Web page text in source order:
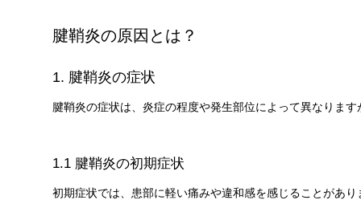
腱鞘炎の原因とは？
1. 腱鞘炎の症状
腱鞘炎の症状は、炎症の程度や発生部位によって異なりま
1.1 腱鞘炎の初期症状
初期症状では、患部に軽い痛みや違和感を感じることがあり